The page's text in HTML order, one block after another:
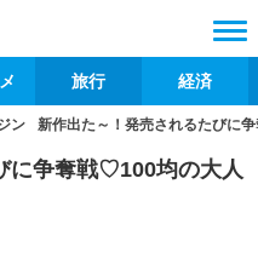
旅行 経済
ン 新作出た～！発売されるたびに
に争奪戦♡100均の大人